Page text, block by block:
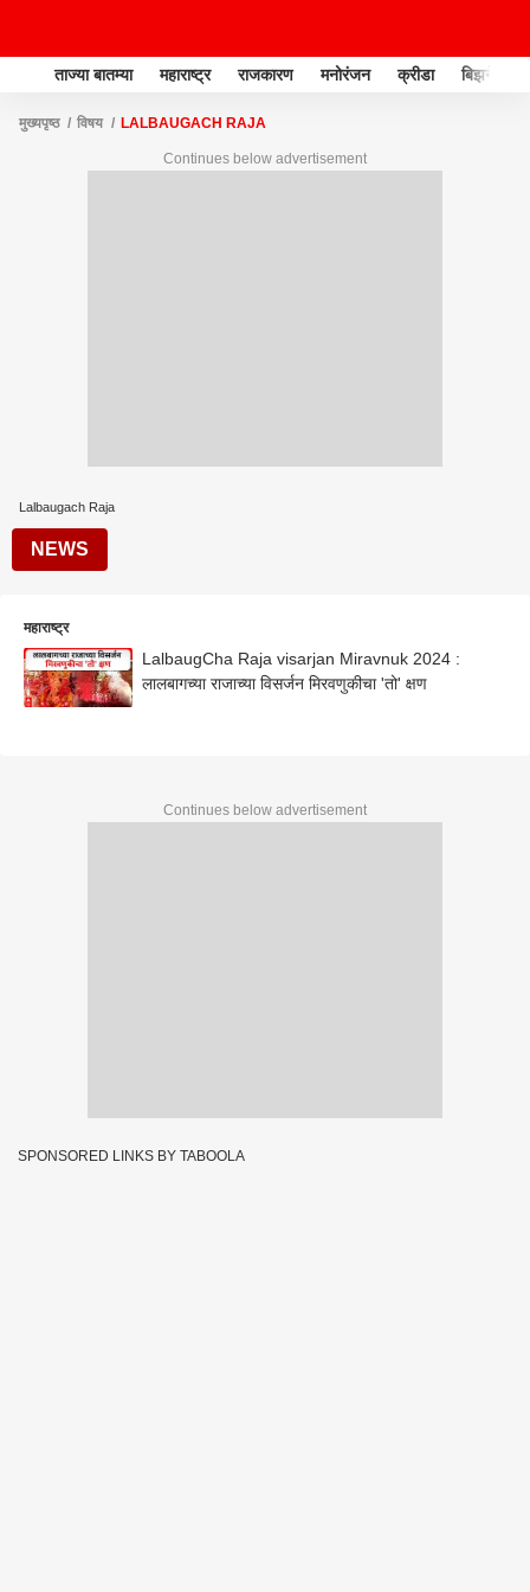
ताज्या बातम्या महाराष्ट्र राजकारण मनोरंजन क्रीडा बिझनेस
मुख्यपृष्ठ विषय LALBAUGACH RAJA
Continues below advertisement
Lalbaugach Raja
NEWS
महाराष्ट्र
LalbaugCha Raja visarjan Miravnuk 2024 :
लालबागच्या राजाच्या विसर्जन मिरवणुकीचा 'तो' क्षण
Continues below advertisement
SPONSORED LINKS BY TABOOLA